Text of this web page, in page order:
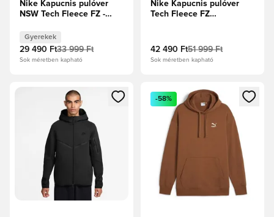
Nike Kapucnis pulóver
NSW Tech Fleece FZ -
Gyerek
Gyerekek
29 490 Ft33 999 Ft
Sok méretben kapható
Nike Kapucnis pulóver
Tech Fleece FZ
42 490 Ft51 999 Ft
Sok méretben kapható
Megnyit egy modált a bejelentkezéshez vagy a tagként
Megnyit egy modált a
-58%